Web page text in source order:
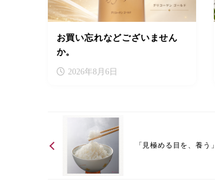
お買い忘れなどございません
か。
2026年8月6日
「見極める目を、養う」